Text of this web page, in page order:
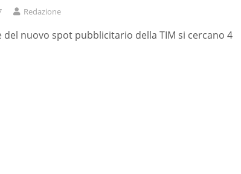
Redazione
del nuovo spot pubblicitario della TIM si cercano 4